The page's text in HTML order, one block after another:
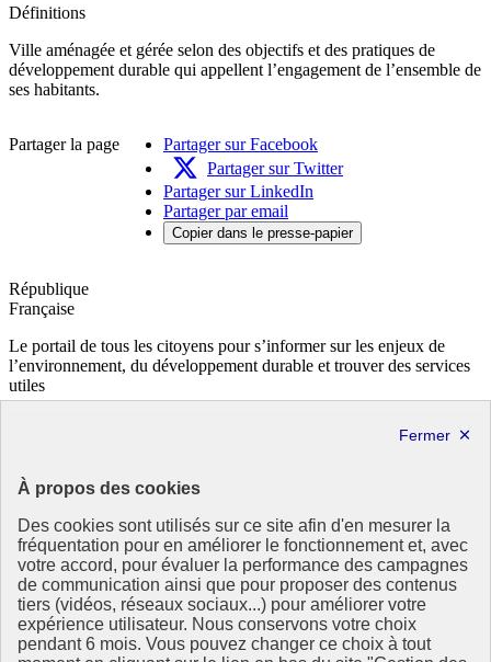
À propos des cookies
Des cookies sont utilisés sur ce site afin d'en mesurer la
fréquentation pour en améliorer le fonctionnement et, avec
votre accord, pour évaluer la performance des campagnes
de communication ainsi que pour proposer des contenus
tiers (vidéos, réseaux sociaux...) pour améliorer votre
expérience utilisateur. Nous conservons votre choix
pendant 6 mois. Vous pouvez changer ce choix à tout
Définitions
Ville aménagée et gérée selon des objectifs et des pratiques de
développement durable qui appellent l’engagement de l’ensemble de
ses habitants.
Partager la page
Partager sur Facebook
Partager sur Twitter
Partager sur LinkedIn
Partager par email
Copier dans le presse-papier
République
Française
Le portail de tous les citoyens pour s’informer sur les enjeux de
l’environnement, du développement durable et trouver des services
utiles
data.gouv.fr- ouvre une nouvelle fenêtre
Partenaire
Partenaire principal :